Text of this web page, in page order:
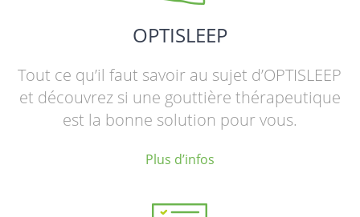
OPTISLEEP
Tout ce qu’il faut savoir au sujet d’OPTISLEEP
et découvrez si une gouttière thérapeutique
est la bonne solution pour vous.
Plus d’infos